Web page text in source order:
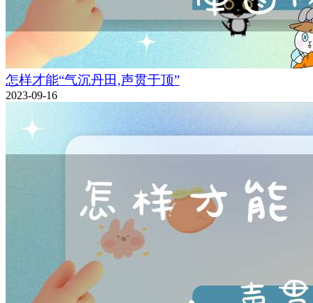
怎样才能“气沉丹田,声贯于顶”
2023-09-16